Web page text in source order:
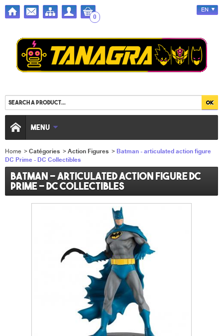
0
EN
MENU
Home >Catégories >Action Figures > Batman - articulated action figure
DC Prime - DC Collectibles
Batman - articulated action figure DC
Prime - DC Collectibles